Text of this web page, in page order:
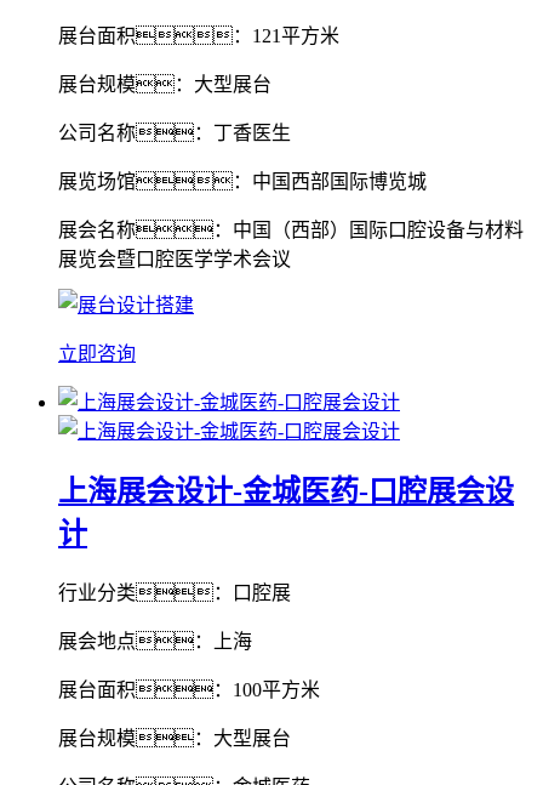
展台面积：121平方米
展台规模：大型展台
公司名称：丁香医生
展览场馆：中国西部国际博览城
展会名称：中国（西部）国际口腔设备与材料
展览会暨口腔医学学术会议
立即咨询
上海展会设计-金城医药-口腔展会设
计
行业分类：口腔展
展会地点：上海
展台面积：100平方米
展台规模：大型展台